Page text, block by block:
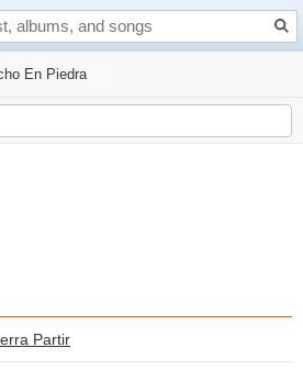
En Piedra
Partir